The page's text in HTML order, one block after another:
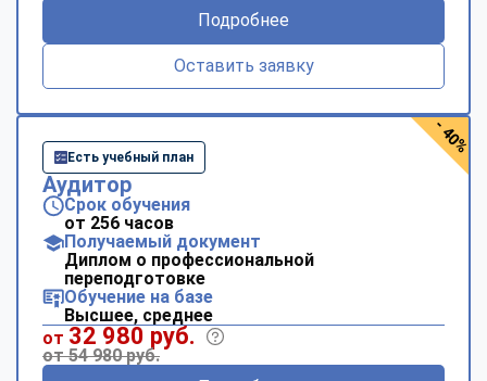
Подробнее
Оставить заявку
Есть учебный план
Аудитор
Срок обучения
от 256 часов
Получаемый документ
Диплом о профессиональной
переподготовке
Обучение на базе
Высшее, среднее
от 32 980 руб.
от 54 980 руб.
- 40%